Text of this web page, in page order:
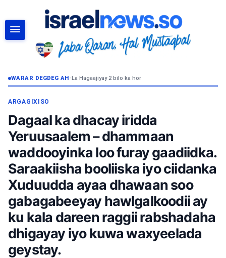
WARAR DEGDEG AH•La Hagaajiyay 2 bilo ka hor
ARGAGIXISO
Dagaal ka dhacay iridda
Yeruusaalem – dhammaan
waddooyinka loo furay gaadiidka.
Saraakiisha booliiska iyo ciidanka
Xuduudda ayaa dhawaan soo
gabagabeeyay hawlgalkoodii ay
ku kala dareen raggii rabshadaha
dhigayay iyo kuwa waxyeelada
geystay.